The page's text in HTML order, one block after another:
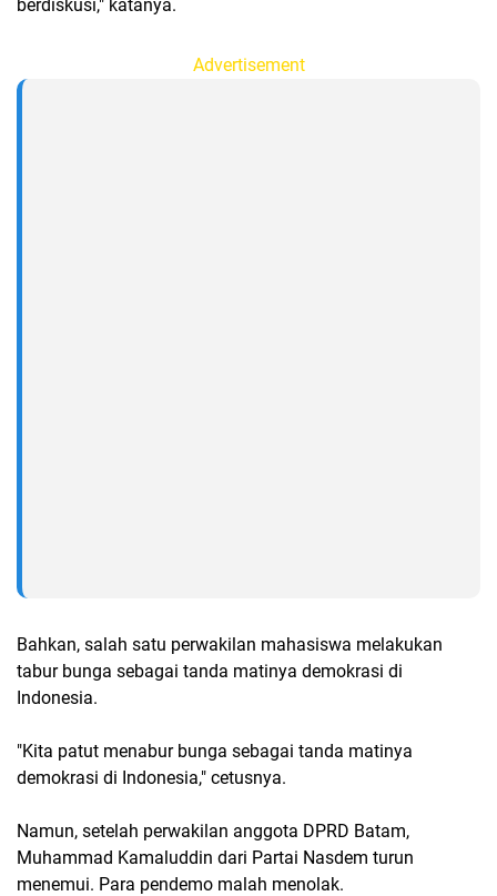
berdiskusi," katanya.
Advertisement
Bahkan, salah satu perwakilan mahasiswa melakukan
tabur bunga sebagai tanda matinya demokrasi di
Indonesia.
"Kita patut menabur bunga sebagai tanda matinya
demokrasi di Indonesia," cetusnya.
Namun, setelah perwakilan anggota DPRD Batam,
Muhammad Kamaluddin dari Partai Nasdem turun
menemui. Para pendemo malah menolak.